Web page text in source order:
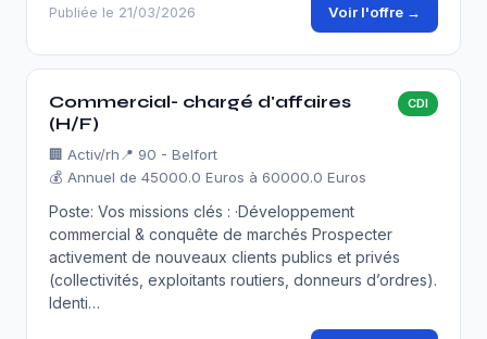
Publiée le 21/03/2026 Voir l'offre →
Commercial- chargé d'affaires
(H/F)
CDI
🏢 Activ/rh 📍 90 - Belfort
💰 Annuel de 45000.0 Euros à 60000.0 Euros
Poste: Vos missions clés : ·Développement
commercial & conquête de marchés Prospecter
activement de nouveaux clients publics et privés
(collectivités, exploitants routiers, donneurs d’ordres).
Identi…